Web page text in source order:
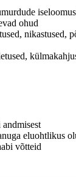
ohud
nikastused,
andmisest
eluohtlikus
võtteid